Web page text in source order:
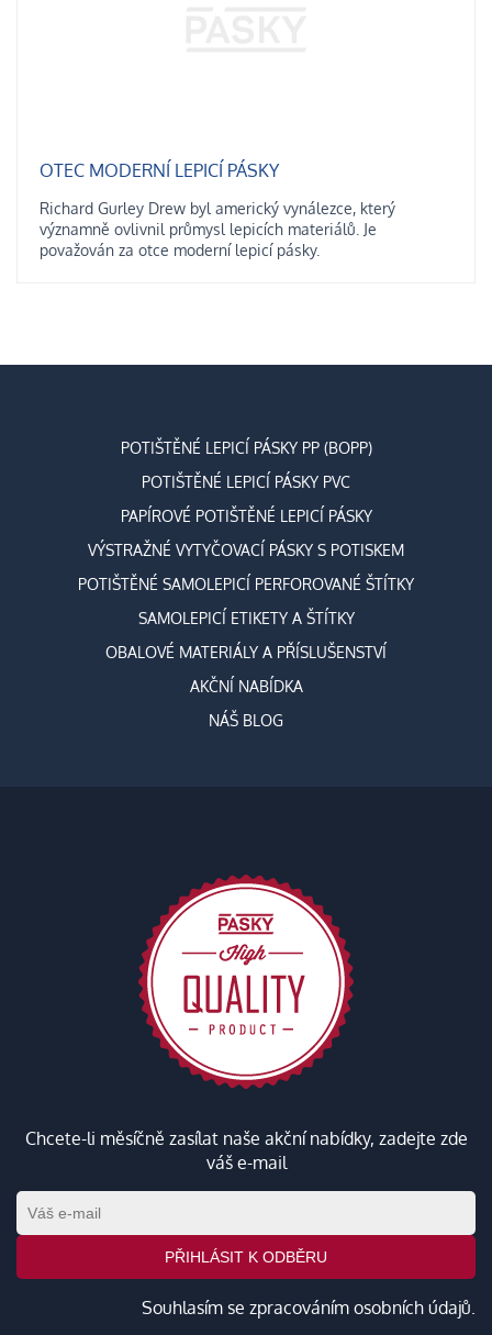
OTEC MODERNÍ LEPICÍ PÁSKY
Richard Gurley Drew byl americký vynálezce, který
významně ovlivnil průmysl lepicích materiálů. Je
považován za otce moderní lepicí pásky.
POTIŠTĚNÉ LEPICÍ PÁSKY PP (BOPP)
POTIŠTĚNÉ LEPICÍ PÁSKY PVC
PAPÍROVÉ POTIŠTĚNÉ LEPICÍ PÁSKY
VÝSTRAŽNÉ VYTYČOVACÍ PÁSKY S POTISKEM
POTIŠTĚNÉ SAMOLEPICÍ PERFOROVANÉ ŠTÍTKY
SAMOLEPICÍ ETIKETY A ŠTÍTKY
OBALOVÉ MATERIÁLY A PŘÍSLUŠENSTVÍ
AKČNÍ NABÍDKA
NÁŠ BLOG
Chcete-li měsíčně zasílat naše akční nabídky, zadejte zde
váš e-mail
PŘIHLÁSIT K ODBĚRU
Souhlasím se zpracováním osobních údajů.